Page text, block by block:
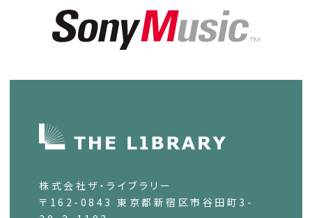
株式会社ザ・ライブラリー
〒162-0843 東京都新宿区市谷田町3-